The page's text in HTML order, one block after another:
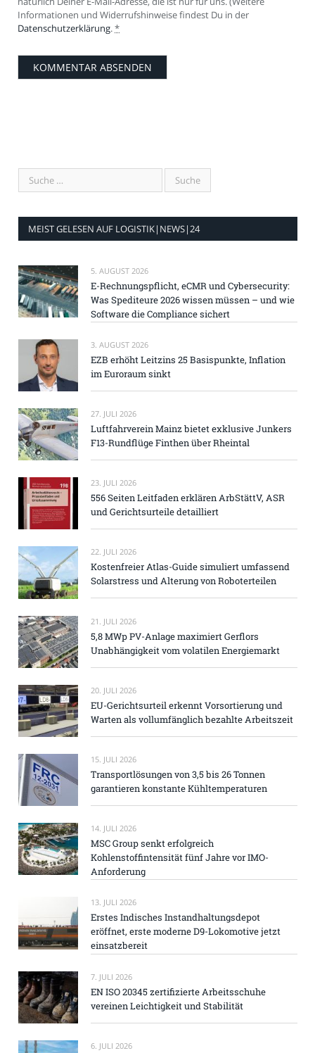
Informationen und Widerrufshinweise findest Du in der
Datenschutzerklärung.*
MEIST GELESEN AUF LOGISTIK|NEWS|24
5. AUGUST 2026
E-Rechnungspflicht, eCMR und Cybersecurity:
Was Spediteure 2026 wissen müssen – und wie
Software die Compliance sichert
3. AUGUST 2026
EZB erhöht Leitzins 25 Basispunkte, Inflation
im Euroraum sinkt
27. JULI 2026
Luftfahrverein Mainz bietet exklusive Junkers
F13-Rundflüge Finthen über Rheintal
23. JULI 2026
556 Seiten Leitfaden erklären ArbStättV, ASR
und Gerichtsurteile detailliert
22. JULI 2026
Kostenfreier Atlas-Guide simuliert umfassend
Solarstress und Alterung von Roboterteilen
21. JULI 2026
5,8 MWp PV-Anlage maximiert Gerflors
Unabhängigkeit vom volatilen Energiemarkt
20. JULI 2026
EU-Gerichtsurteil erkennt Vorsortierung und
Warten als vollumfänglich bezahlte Arbeitszeit
15. JULI 2026
Transportlösungen von 3,5 bis 26 Tonnen
garantieren konstante Kühltemperaturen
14. JULI 2026
MSC Group senkt erfolgreich
Kohlenstoffintensität fünf Jahre vor IMO-
Anforderung
13. JULI 2026
Erstes Indisches Instandhaltungsdepot
eröffnet, erste moderne D9-Lokomotive jetzt
einsatzbereit
7. JULI 2026
EN ISO 20345 zertifizierte Arbeitsschuhe
vereinen Leichtigkeit und Stabilität
6. JULI 2026